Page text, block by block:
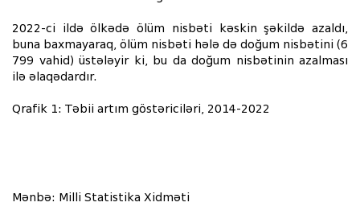
2022-ci ildə ölkədə ölüm nisbəti kəskin şəkildə azaldı,
buna baxmayaraq, ölüm nisbəti hələ də doğum nisbətini (6
799 vahid) üstələyir ki, bu da doğum nisbətinin azalması
ilə əlaqədardır.
Qrafik 1: Təbii artım göstəriciləri, 2014-2022
Mənbə: Milli Statistika Xidməti